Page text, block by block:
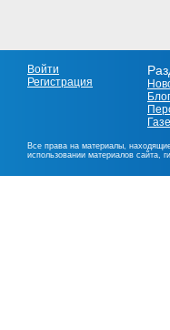
Войти
Регистрация
Все права на материалы,
использовании материалов сайта,